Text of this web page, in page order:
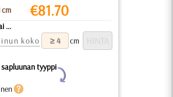
cm €81.70
...
koko
cm
tyyppi
Y